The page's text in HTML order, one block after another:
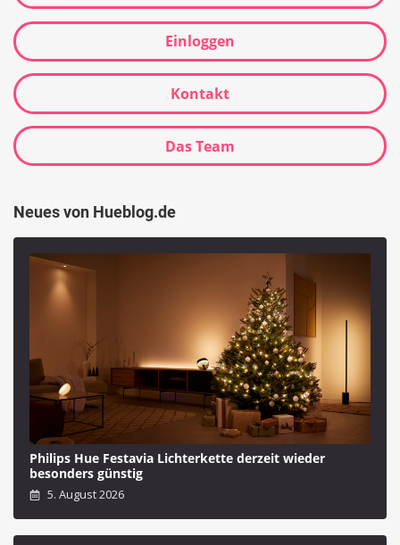
Einloggen
Kontakt
Das Team
Neues von Hueblog.de
Philips Hue Festavia Lichterkette derzeit wieder
besonders günstig
5. August 2026